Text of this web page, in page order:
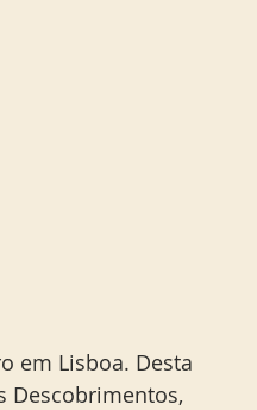
em Lisboa. Desta
Descobrimentos,